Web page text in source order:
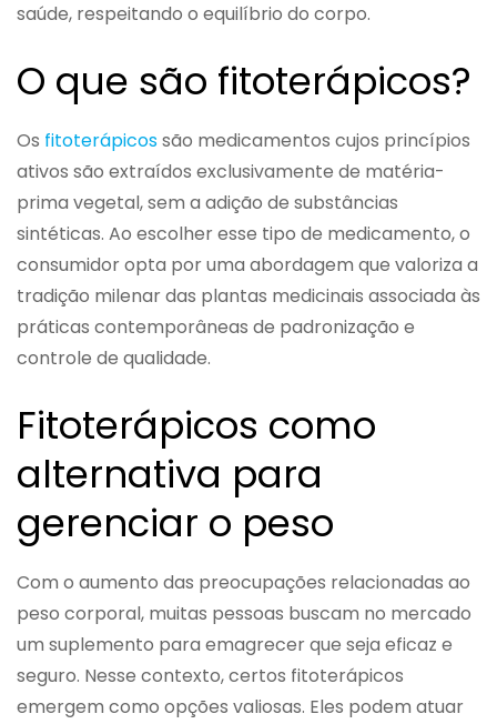
saúde, respeitando o equilíbrio do corpo.
O que são fitoterápicos?
Os fitoterápicossão medicamentos cujos princípios
ativos são extraídos exclusivamente de matéria-
prima vegetal, sem a adição de substâncias
sintéticas. Ao escolher esse tipo de medicamento, o
consumidor opta por uma abordagem que valoriza a
tradição milenar das plantas medicinais associada às
práticas contemporâneas de padronização e
controle de qualidade.
Fitoterápicos como
alternativa para
gerenciar o peso
Com o aumento das preocupações relacionadas ao
peso corporal, muitas pessoas buscam no mercado
um suplemento para emagrecer que seja eficaz e
seguro. Nesse contexto, certos fitoterápicos
emergem como opções valiosas. Eles podem atuar